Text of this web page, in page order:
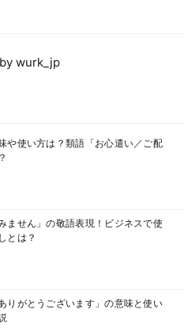
wurk_jp
や使い方は？類語「お心遣い／ご配
ません」の敬語表現！ビジネスで使
とは？
りがとうございます」の意味と使い